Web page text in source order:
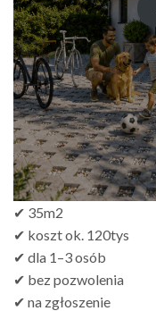
✔ 35m2
✔ koszt ok. 120tys
✔ dla 1–3 osób
✔ bez pozwolenia
✔ na zgłoszenie